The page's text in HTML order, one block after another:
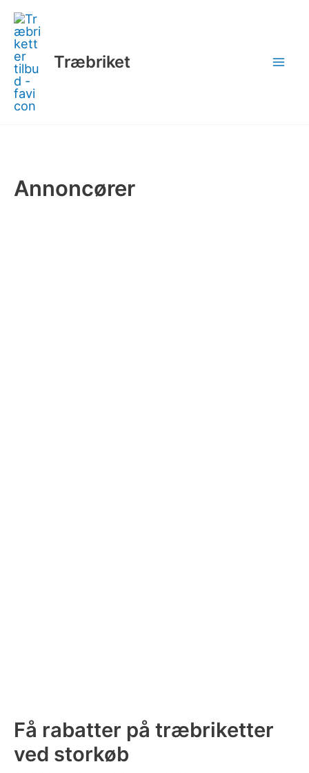
Gå
indholdet
Træbriket
Annoncører
Få rabatter på træbriketter
ved storkøb